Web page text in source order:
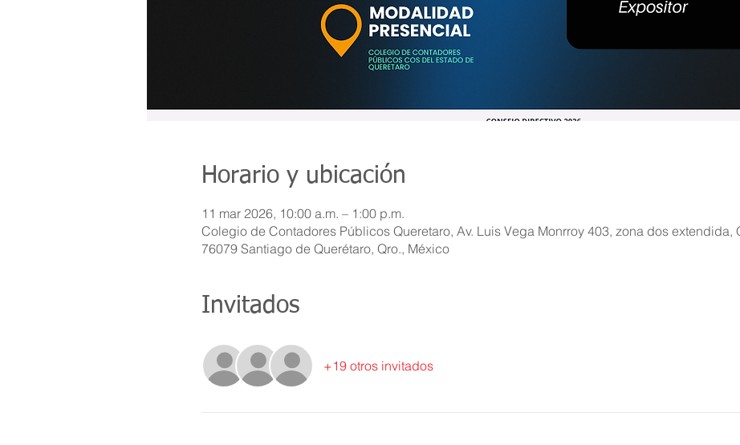
Horario y ubicación
11 mar 2026, 10:00 a.m. – 1:00 p.m.
Colegio de Contadores Públicos Queretaro, Av. Luis Vega Monrroy 403, zona dos extendida,
76079 Santiago de Querétaro, Qro., México
Invitados
+19 otros invitados